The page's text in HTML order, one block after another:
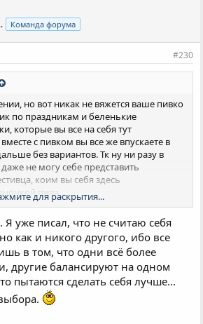
Команда форума
#230
но вот никак не вяжется ваше пивко
по праздникам и беленькие
которые вы все на себя тут
с пивком вы все же впускаете в
без вариантов. Тк ну ни разу в
не могу себе представить
коим вы себя здесь
пива...
всем интернете существуют ли
быть телепрограммы, что вам было
нудите всегда?
для раскрытия...
Я уже писал, что не считаю себя
как и никого другого, ибо все
в том, что одни всё более
другие балансируют на одном
пытаются сделать себя лучше...